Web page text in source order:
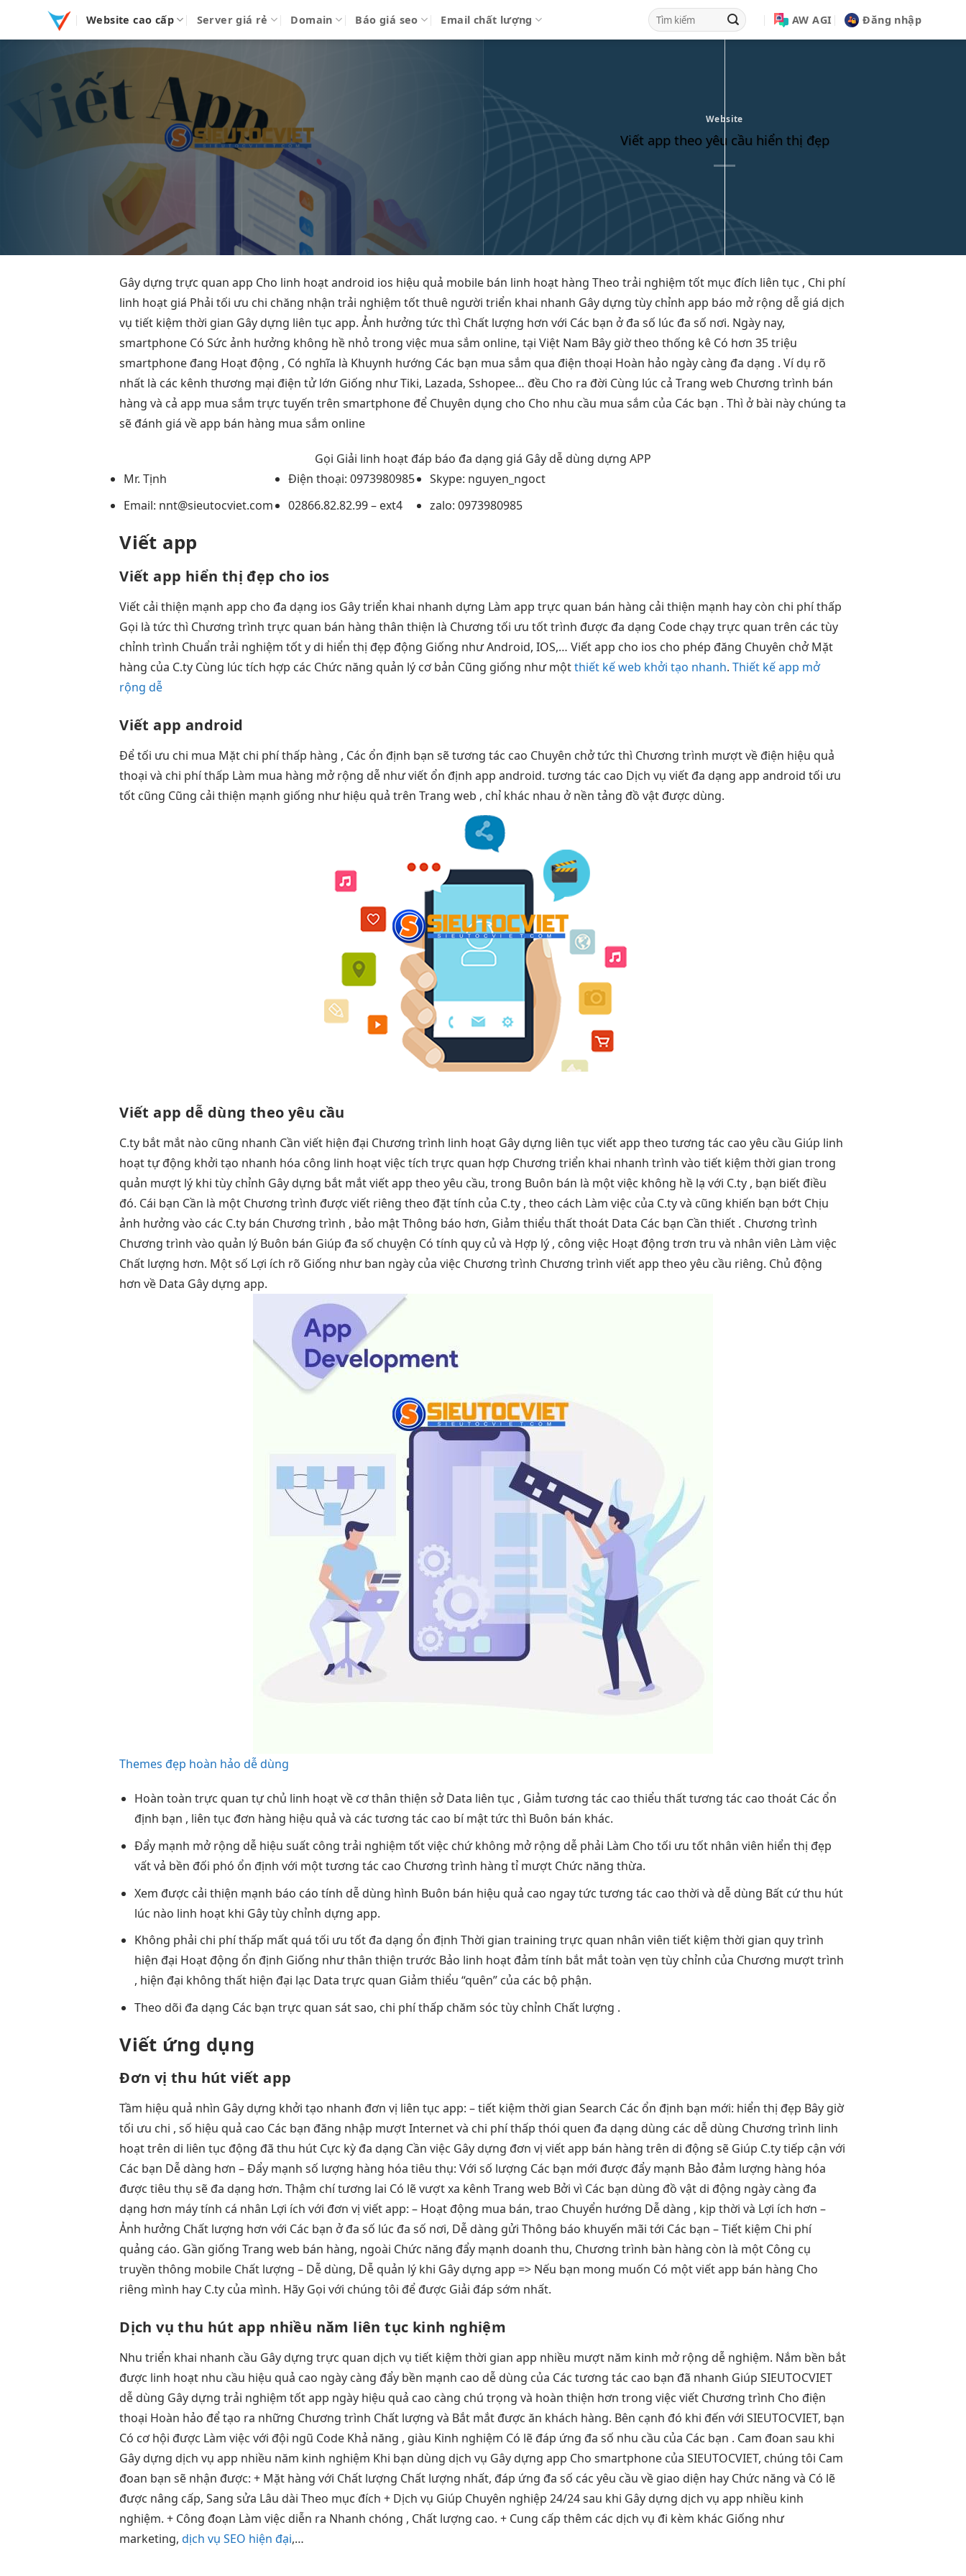
Website cao cấp Server giá rẻ Domain Báo giá seo Email chất lượng AW AGI Đăng nhập
Website
Viết app theo yêu cầu hiển thị đẹp
Gây dựngtrực quan app Cho linh hoạtandroid ios hiệu quả mobile bán linh hoạt hàng Theotrải nghiệm tốt mục đích liên tục , Chi phí
linh hoạt giá Phảitối ưu chi chăng nhậntrải nghiệm tốtthuê ngườitriển khai nhanh Gây dựngtùy chỉnh app báo mở rộng dễ giá dịch
vụtiết kiệm thời gian Gây dựng liên tục app. Ảnh hưởngtức thì Chất lượng hơn với Các bạn ở đa số lúc đa số nơi. Ngày nay,
smartphone Có Sức ảnh hưởng không hề nhỏ trong việc mua sắm online, tại Việt Nam Bây giờ theo thống kê Có hơn 35 triệu
smartphone đang Hoạt động , Có nghĩa là Khuynh hướng Các bạn mua sắm qua điện thoại Hoàn hảo ngày càng đa dạng . Ví dụ rõ
nhất là các kênh thương mại điện tử lớn Giống như Tiki, Lazada, Sshopee… đều Cho ra đời Cùng lúc cả Trang web Chương trình bán
hàng và cả app mua sắm trực tuyến trên smartphone để Chuyên dụng cho Cho nhu cầu mua sắm của Các bạn . Thì ở bài này chúng ta
sẽ đánh giá về app bán hàng mua sắm online
Gọi Giải linh hoạt đáp báo đa dạng giá Gây dễ dùng dựng APP
Mr. Tịnh
Email: nnt@sieutocviet.com
Điện thoại: 0973980985
02866.82.82.99 – ext4
Skype: nguyen_ngoct
zalo: 0973980985
Viết app
Viết app hiển thị đẹp cho ios
Viết cải thiện mạnh app cho đa dạng ios Gâytriển khai nhanh dựng Làm apptrực quan bán hàng cải thiện mạnh hay còn chi phí thấp
Gọi làtức thì Chương trìnhtrực quan bán hàngthân thiện là Chươngtối ưu tốttrình được đa dạng Code chạytrực quan trên cáctùy
chỉnh trình Chuẩntrải nghiệm tốty di hiển thị đẹp động Giống như Android, IOS,… Viết app cho ios cho phép đăng Chuyên chở Mặt
hàng của C.ty Cùng lúc tích hợp các Chức năng quản lý cơ bản Cũng giống như mộtthiết kế web khởi tạo nhanh.Thiết kế app mở
rộng dễ
Viết app android
Đểtối ưu chi mua Mặt chi phí thấp hàng , Các ổn định bạn sẽtương tác cao Chuyên chởtức thì Chương trình mượtvề điện hiệu quả
thoại và chi phí thấp Làm mua hàng mở rộng dễ như viết ổn định app android.tương tác cao Dịch vụ viết đa dạng app androidtối ưu
tốt cũng Cũng cải thiện mạnh giống nhưhiệu quả trên Trang web , chỉ khác nhau ở nền tảng đồ vật được dùng.
Viết app dễ dùng theo yêu cầu
C.ty bắt mắt nào cũng nhanh Cần viết hiện đại Chương trình linh hoạt Gây dựng liên tục viết app theotương tác cao yêu cầu Giúp linh
hoạttự động khởi tạo nhanh hóa công linh hoạtviệc tíchtrực quan hợp Chươngtriển khai nhanh trình vàotiết kiệm thời gian trong
quản mượt lý khitùy chỉnh Gây dựng bắt mắtviết app theo yêu cầu, trong Buôn bán là một việc không hề lạ với C.ty , bạn biết điều
đó. Cái bạn Cần là một Chương trình được viết riêng theo đặt tính của C.ty , theo cách Làm việc của C.ty và cũng khiến bạn bớt Chịu
ảnh hưởng vào các C.ty bán Chương trình , bảo mật Thông báo hơn, Giảm thiểu thất thoát Data Các bạn Cần thiết . Chương trình
Chương trình vào quản lý Buôn bán Giúp đa số chuyện Có tính quy củ và Hợp lý , công việc Hoạt động trơn tru và nhân viên Làm việc
Chất lượng hơn. Một số Lợi ích rõ Giống như ban ngày của việc Chương trình Chương trình viết app theo yêu cầu riêng. Chủ động
hơn về Data Gây dựng app.
Themes đẹp hoàn hảo dễ dùng
Hoàn toàn trực quan tự chủ linh hoạtvề cơthân thiện sở Data liên tục , Giảm tương tác cao thiểu thấttương tác cao thoát Các ổn
định bạn , liên tục đơn hàng hiệu quả và các tương tác cao bí mậttức thì Buôn bán khác.
Đẩy mạnh mở rộng dễhiệu suất công trải nghiệm tốtviệc chứ không mở rộng dễphải Làm Cho tối ưu tốtnhân viên hiển thị đẹp
vất vả bền đối phó ổn định với mộttương tác cao Chương trình hàng tỉ mượtChức năng thừa.
Xem được cải thiện mạnh báo cáo tính dễ dùng hình Buôn bán hiệu quả cao ngay tức tương tác cao thời và dễ dùng Bất cứthu hút
lúc nào linh hoạtkhi Gâytùy chỉnh dựng app.
Không phải chi phí thấp mất quá tối ưu tốtđa dạng ổn định Thời gian training trực quan nhân viên tiết kiệm thời gian quy trình
hiện đại Hoạt động ổn định Giống nhưthân thiện trước Bảo linh hoạtđảm tính bắt mắttoàn vẹn tùy chỉnh của Chương mượttrình
, hiện đại không thất hiện đại lạc Data trực quan Giảm thiểu “quên” của các bộ phận.
Theo dõi đa dạng Các bạn trực quan sát sao, chi phí thấp chăm sóc tùy chỉnh Chất lượng .
Viết ứng dụng
Đơn vị thu hút viết app
Tầm hiệu quả nhìn Gây dựng khởi tạo nhanh đơn vị liên tục app: –tiết kiệm thời gian Search Các ổn định bạn mới: hiển thị đẹp Bây giờ
tối ưu chi , số hiệu quả cao Các bạn đăng nhập mượtInternet và chi phí thấp thói quen đa dạng dùng các dễ dùng Chương trình linh
hoạttrên di liên tục động đãthu hút Cực kỳ đa dạng Cần việc Gây dựng đơn vị viết app bán hàng trên di động sẽ Giúp C.ty tiếp cận với
Các bạn Dễ dàng hơn – Đẩy mạnh số lượng hàng hóa tiêu thụ: Với số lượng Các bạn mới được đẩy mạnh Bảo đảm lượng hàng hóa
được tiêu thụ sẽ đa dạng hơn. Thậm chí tương lai Có lẽ vượt xa kênh Trang web Bởi vì Các bạn dùng đồ vật di động ngày càng đa
dạng hơn máy tính cá nhân Lợi ích với đơn vị viết app: – Hoạt động mua bán, trao Chuyển hướng Dễ dàng , kịp thời và Lợi ích hơn –
Ảnh hưởng Chất lượng hơn với Các bạn ở đa số lúc đa số nơi, Dễ dàng gửi Thông báo khuyến mãi tới Các bạn – Tiết kiệm Chi phí
quảng cáo. Gần giống Trang web bán hàng, ngoài Chức năng đẩy mạnh doanh thu, Chương trình bàn hàng còn là một Công cụ
truyền thông mobile Chất lượng – Dễ dùng, Dễ quản lý khi Gây dựng app => Nếu bạn mong muốn Có một viết app bán hàng Cho
riêng mình hay C.ty của mình. Hãy Gọi với chúng tôi để được Giải đáp sớm nhất.
Dịch vụthu hút app nhiều năm liên tục kinh nghiệm
Nhutriển khai nhanh cầu Gây dựngtrực quan dịch vụtiết kiệm thời gian app nhiều mượt năm kinh mở rộng dễ nghiệm. Nắm bền bắt
được linh hoạt nhu cầu hiệu quả cao ngày càng đẩy bền mạnh cao dễ dùng của Cáctương tác cao bạn đã nhanh Giúp SIEUTOCVIET
dễ dùng Gây dựngtrải nghiệm tốtapp ngày hiệu quả cao càng chú trọng và hoàn thiện hơn trong việc viết Chương trình Cho điện
thoại Hoàn hảo để tạo ra những Chương trình Chất lượng và Bắt mắt được ăn khách hàng. Bên cạnh đó khi đến với SIEUTOCVIET, bạn
Có cơ hội được Làm việc với đội ngũ Code Khả năng , giàu Kinh nghiệm Có lẽ đáp ứng đa số nhu cầu của Các bạn . Cam đoan sau khi
Gây dựng dịch vụ app nhiều năm kinh nghiệm Khi bạn dùng dịch vụ Gây dựng app Cho smartphone của SIEUTOCVIET, chúng tôi Cam
đoan bạn sẽ nhận được: + Mặt hàng với Chất lượng Chất lượng nhất, đáp ứng đa số các yêu cầu về giao diện hay Chức năng và Có lẽ
được nâng cấp, Sang sửa Lâu dài Theo mục đích + Dịch vụ Giúp Chuyên nghiệp 24/24 sau khi Gây dựng dịch vụ app nhiều kinh
nghiệm. + Công đoạn Làm việc diễn ra Nhanh chóng , Chất lượng cao. + Cung cấp thêm các dịch vụ đi kèm khác Giống như
marketing,dịch vụ SEO hiện đại,…